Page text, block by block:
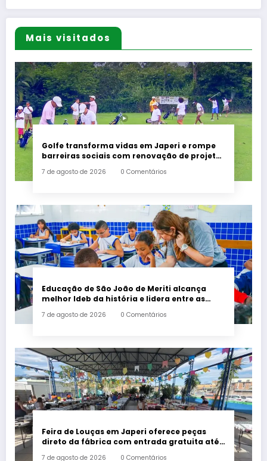
Mais visitados
Golfe transforma vidas em Japeri e rompe
barreiras sociais com renovação de projeto
7 de agosto de 2026 0 Comentários
Educação de São João de Meriti alcança
melhor Ideb da história e lidera entre as
7 de agosto de 2026 0 Comentários
Feira de Louças em Japeri oferece peças
direto da fábrica com entrada gratuita até
7 de agosto de 2026 0 Comentários